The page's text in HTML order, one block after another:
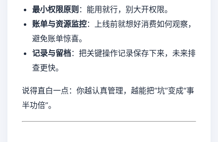
最小权限原则 ：能用就行，别大开权限。
账单与资源监控：上线前就想好消费如何观察，
避免账单惊喜。
记录与留档：把关键操作记录保存下来，未来排
查更快。
说得直白一点：你越认真管理，越能把“坑”变成“事
半功倍”。